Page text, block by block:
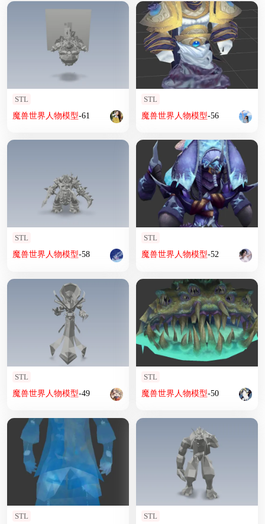
STL
魔兽世界 人物模型-61
STL
魔兽世界 人物模型-56
STL
魔兽世界人物模型-58
STL
魔兽世界人物模型-52
STL
魔兽世界 人物模型-49
STL
魔兽世界 人物模型-50
STL STL